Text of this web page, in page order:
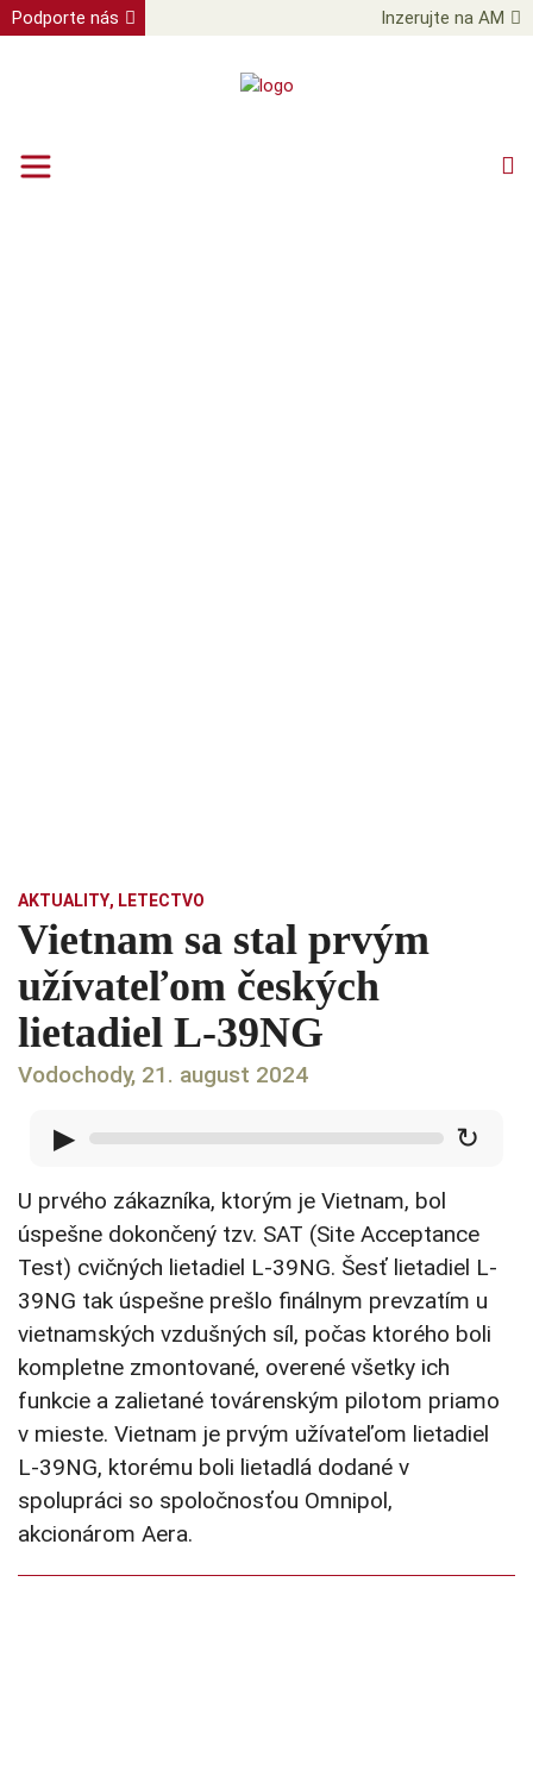
Podporte nás Inzerujte na AM
AKTUALITY, LETECTVO
Vietnam sa stal prvým
užívateľom českých
lietadiel L-39NG
Vodochody, 21. august 2024
▶ ↻
U prvého zákazníka, ktorým je Vietnam, bol
úspešne dokončený tzv. SAT (Site Acceptance
Test) cvičných lietadiel L-39NG. Šesť lietadiel L-
39NG tak úspešne prešlo finálnym prevzatím u
vietnamských vzdušných síl, počas ktorého boli
kompletne zmontované, overené všetky ich
funkcie a zalietané továrenským pilotom priamo
v mieste. Vietnam je prvým užívateľom lietadiel
L-39NG, ktorému boli lietadlá dodané v
spolupráci so spoločnosťou Omnipol,
akcionárom Aera.